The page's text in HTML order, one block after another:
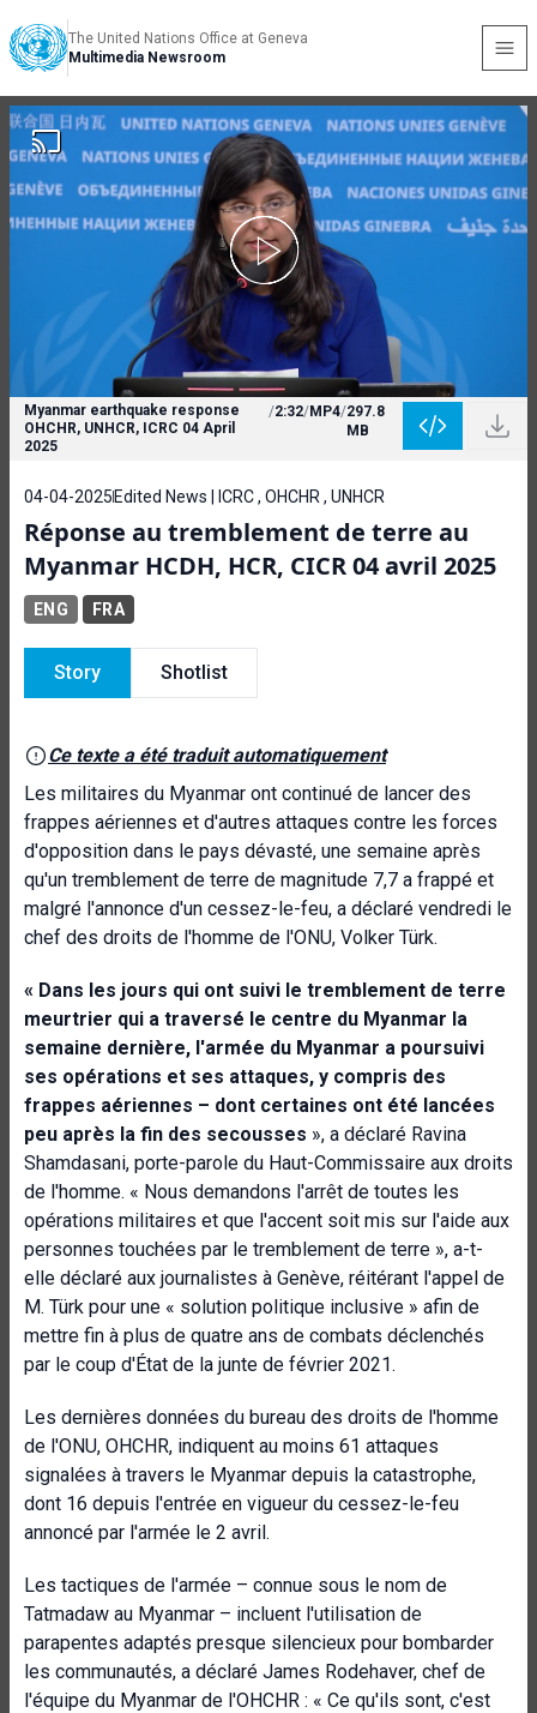
The United Nations Office at Geneva
Multimedia Newsroom
Myanmar earthquake response
OHCHR, UNHCR, ICRC 04 April
2025
/2:32/MP4/297.8
MB
04-04-2025 Edited News | ICRC , OHCHR , UNHCR
Réponse au tremblement de terre au
Myanmar HCDH, HCR, CICR 04 avril 2025
ENG FRA
Story Shotlist
Ce texte a été traduit automatiquement
Les militaires du Myanmar ont continué de lancer des
frappes aériennes et d'autres attaques contre les forces
d'opposition dans le pays dévasté, une semaine après
qu'un tremblement de terre de magnitude 7,7 a frappé et
malgré l'annonce d'un cessez-le-feu, a déclaré vendredi le
chef des droits de l'homme de l'ONU, Volker Türk.
« Dans les jours qui ont suivi le tremblement de terre
meurtrier qui a traversé le centre du Myanmar la
semaine dernière, l'armée du Myanmar a poursuivi
ses opérations et ses attaques, y compris des
frappes aériennes – dont certaines ont été lancées
peu après la fin des secousses », a déclaré Ravina
Shamdasani, porte-parole du Haut-Commissaire aux droits
de l'homme. « Nous demandons l'arrêt de toutes les
opérations militaires et que l'accent soit mis sur l'aide aux
personnes touchées par le tremblement de terre », a-t-
elle déclaré aux journalistes à Genève, réitérant l'appel de
M. Türk pour une « solution politique inclusive » afin de
mettre fin à plus de quatre ans de combats déclenchés
par le coup d'État de la junte de février 2021.
Les dernières données du bureau des droits de l'homme
de l'ONU, OHCHR, indiquent au moins 61 attaques
signalées à travers le Myanmar depuis la catastrophe,
dont 16 depuis l'entrée en vigueur du cessez-le-feu
annoncé par l'armée le 2 avril.
Les tactiques de l'armée – connue sous le nom de
Tatmadaw au Myanmar – incluent l'utilisation de
parapentes adaptés presque silencieux pour bombarder
les communautés, a déclaré James Rodehaver, chef de
l'équipe du Myanmar de l'OHCHR : « Ce qu'ils sont, c'est